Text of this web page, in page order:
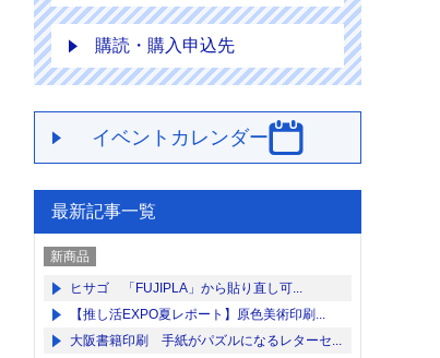
購読・購入申込先
イベントカレンダー
最新記事一覧
新商品
ヒサゴ 「FUJIPLA」から貼り直し可...
【推し活EXPO夏レポート】原色美術印刷...
大阪書籍印刷 手紙がパズルになるレターセ...